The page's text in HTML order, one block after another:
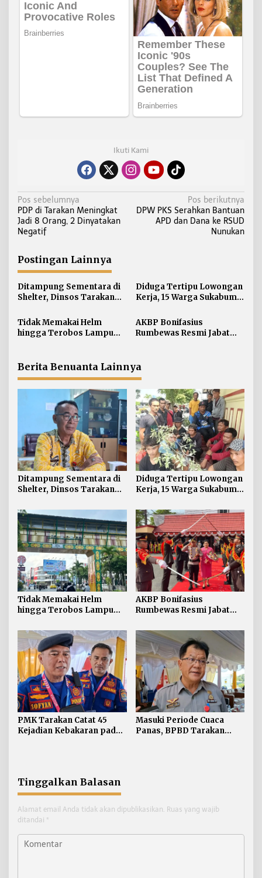
Ikuti Kami
N
a
v
g
a
s
i
p
o
Pos sebelumnya
PDP di Tarakan Meningkat
Jadi 8 Orang, 2 Dinyatakan
Negatif
Pos berikutnya
DPW PKS Serahkan Bantuan
APD dan Dana ke RSUD
Nunukan
Postingan Lainnya
Ditampung Sementara di
Shelter, Dinsos Tarakan
Pekerja Asal Jawa Barat
Diduga Tertipu Lowongan
Kerja, 15 Warga Sukabumi
Tidak Memakai Helm
hingga Terobos Lampu
Tarakan
AKBP Bonifasius
Rumbewas Resmi Jabat
Personel Diproses Tanpa
Toleransi
Berita Benuanta Lainnya
Ditampung Sementara di
Shelter, Dinsos Tarakan
Pekerja Asal Jawa Barat
Diduga Tertipu Lowongan
Kerja, 15 Warga Sukabumi
Tidak Memakai Helm
hingga Terobos Lampu
Pelanggaran ETLE di
Tarakan
AKBP Bonifasius
Rumbewas Resmi Jabat
Tegaskan Pelanggaran
Personel Diproses Tanpa
Toleransi
PMK Tarakan Catat 45
Kejadian Kebakaran pada
Masuki Periode Cuaca
Panas, BPBD Tarakan
Tinggalkan Balasan
Alamat email Anda tidak akan dipublikasikan. Ruas yang wajib
ditandai *